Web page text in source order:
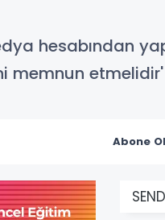
hesabından
memnun
Abone Ol